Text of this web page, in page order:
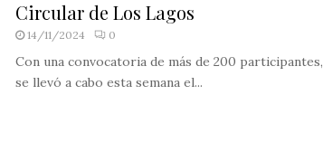
Circular de Los Lagos
14/11/2024 0
Con una convocatoria de más de 200 participantes,
se llevó a cabo esta semana el...